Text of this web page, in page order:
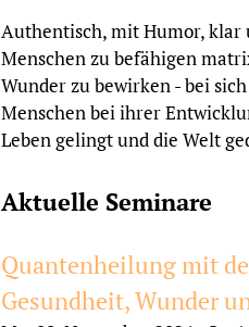
Authentisch, mit Humor, klar
Menschen zu befähigen
Wunder zu bewirken - bei
Menschen bei ihrer
Leben gelingt und die Welt
Aktuelle Seminare
Quantenheilung mit
Gesundheit, Wunder